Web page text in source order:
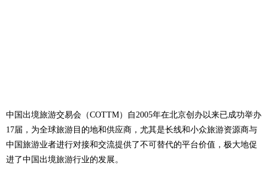
中国出境旅游交易会（COTTM）自2005年在北京创办以来已成功举办
17届，为全球旅游目的地和供应商，尤其是长线和小众旅游资源商与
中国旅游业者进行对接和交流提供了不可替代的平台价值，极大地促
进了中国出境旅游行业的发展。